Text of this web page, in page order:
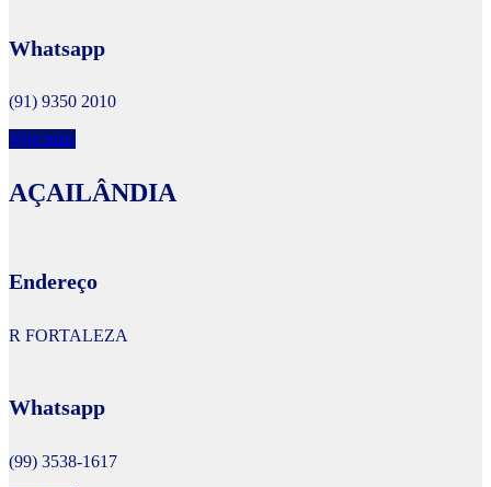
Whatsapp
(91) 9350 2010
Veja mais
AÇAILÂNDIA
Endereço
R FORTALEZA
Whatsapp
(99) 3538-1617